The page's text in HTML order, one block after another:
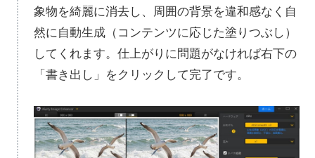
象物を綺麗に消去し、周囲の背景を違和感なく自
然に自動生成（コンテンツに応じた塗りつぶし）
してくれます。仕上がりに問題がなければ右下の
「書き出し」をクリックして完了です。